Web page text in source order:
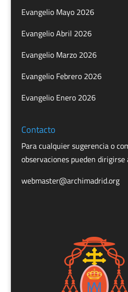
Evangelio Mayo 2026
Evangelio Abril 2026
Evangelio Marzo 2026
Evangelio Febrero 2026
Evangelio Enero 2026
Contacto
Para cualquier sugerencia o
observaciones pueden dirigirse
webmaster@archimadrid.org